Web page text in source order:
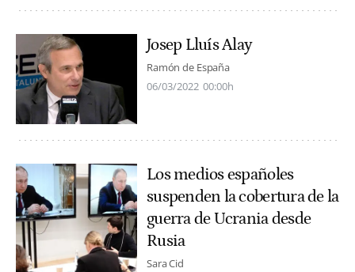
Josep Lluís Alay
Ramón de España
06/03/2022 00:00h
Los medios españoles
suspenden la cobertura de la
guerra de Ucrania desde
Rusia
Sara Cid